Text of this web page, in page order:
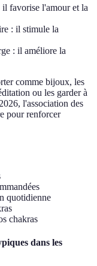
favorise l'amour et la
: il stimule la
: il améliore la
comme bijoux, les
ou les garder à
l'association des
pour renforcer
quotidienne
chakras
dans les